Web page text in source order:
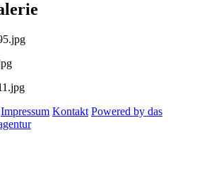
Impressum Kontakt Powered by das